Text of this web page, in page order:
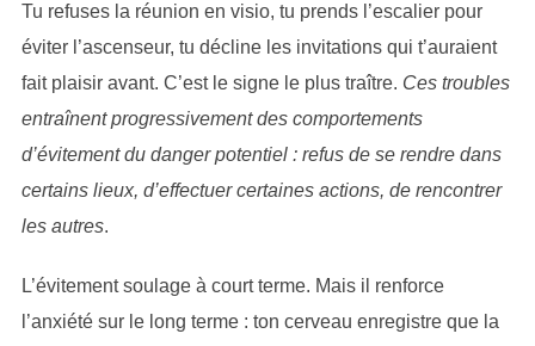
Tu refuses la réunion en visio, tu prends l’escalier pour
éviter l’ascenseur, tu décline les invitations qui t’auraient
fait plaisir avant. C’est le signe le plus traître. Ces troubles
entraînent progressivement des comportements
d’évitement du danger potentiel : refus de se rendre dans
certains lieux, d’effectuer certaines actions, de rencontrer
les autres.
L’évitement soulage à court terme. Mais il renforce
l’anxiété sur le long terme : ton cerveau enregistre que la